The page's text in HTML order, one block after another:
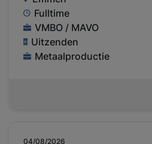
Fulltime
VMBO / MAVO
Uitzenden
Metaalproductie
04/08/2026